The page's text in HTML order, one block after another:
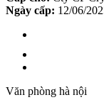
Ngày cấp: 12/06/
Văn phòng hà nội